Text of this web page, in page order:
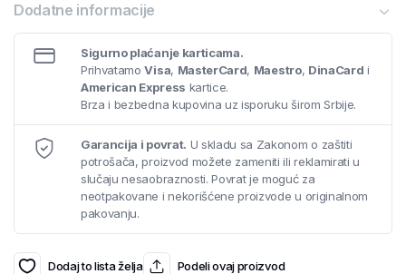
Dodatne informacije
Sigurno plaćanje karticama.
PrihvatamoVisa, MasterCard, Maestro, DinaCard i
American Express kartice.
Brza i bezbedna kupovina uz isporuku širom Srbije.
Garancija i povrat. U skladu sa Zakonom o zaštiti
potrošača, proizvod možete zameniti ili reklamirati u
slučaju nesaobraznosti. Povrat je moguć za
neotpakovane i nekorišćene proizvode u originalnom
pakovanju.
Dodaj to lista želja Podeli ovaj proizvod